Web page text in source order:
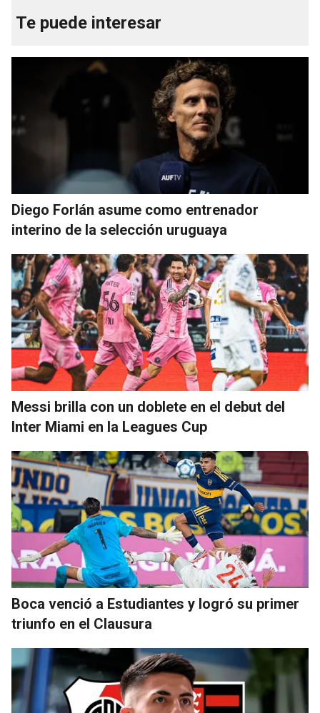
Te puede interesar
Diego Forlán asume como entrenador
interino de la selección uruguaya
Messi brilla con un doblete en el debut del
Inter Miami en la Leagues Cup
Boca venció a Estudiantes y logró su primer
triunfo en el Clausura